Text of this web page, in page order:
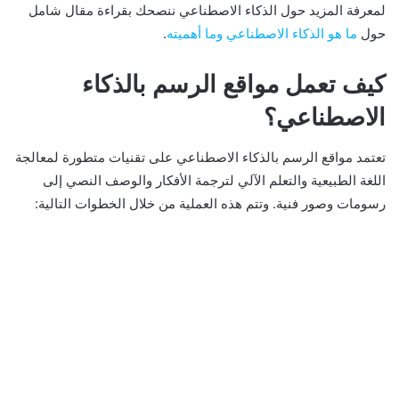
لمعرفة المزيد حول الذكاء الاصطناعي ننصحك بقراءة مقال شامل
حول ما هو الذكاء الاصطناعي وما أهميته.
كيف تعمل مواقع الرسم بالذكاء
الاصطناعي؟
تعتمد مواقع الرسم بالذكاء الاصطناعي على تقنيات متطورة لمعالجة
اللغة الطبيعية والتعلم الآلي لترجمة الأفكار والوصف النصي إلى
رسومات وصور فنية. وتتم هذه العملية من خلال الخطوات التالية: